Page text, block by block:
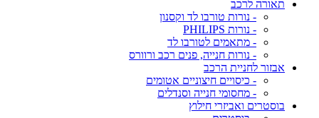
תאורה לרכב
- נורות טורבו לד וקסנון
- נורות PHILIPS
- מתאמים לטורבו לד
- נורות חנייה, פנים רכב ורוורס
אבזור לחניית הרכב
- כיסויים חיצוניים אטומים
- מחסומי חנייה וסנדלים
בוסטרים ואביזרי חילוץ